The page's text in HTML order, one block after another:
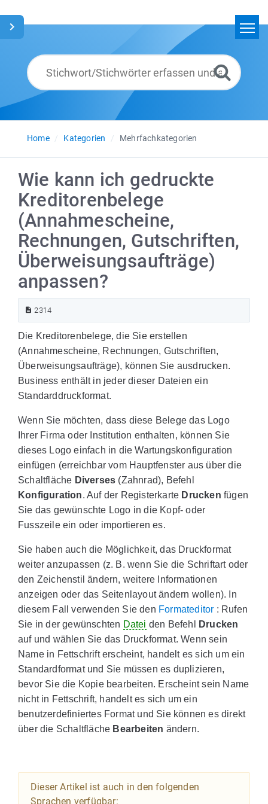
Glossar
Deutsch
Home
Kategorien Mehrfachkategorien
Wie kann ich gedruckte
Kreditorenbelege
(Annahmescheine,
Rechnungen, Gutschriften,
Überweisungsaufträge)
anpassen?
2314
Die Kreditorenbelege, die Sie erstellen
(Annahmescheine, Rechnungen, Gutschriften,
Überweisungsaufträge), können Sie ausdrucken.
Business enthält in jeder dieser Dateien ein
Standarddruckformat.
Wenn Sie möchten, dass diese Belege das Logo
Ihrer Firma oder Institution enthalten, können Sie
dieses Logo einfach in die Wartungskonfiguration
einfügen (erreichbar vom Hauptfenster aus über die
Schaltfläche Diverses (Zahnrad), Befehl
Konfiguration. Auf der Registerkarte Drucken fügen
Sie das gewünschte Logo in die Kopf- oder
Fusszeile ein oder importieren es.
Sie haben auch die Möglichkeit, das Druckformat
weiter anzupassen (z. B. wenn Sie die Schriftart oder
den Zeichenstil ändern, weitere Informationen
anzeigen oder das Seitenlayout ändern wollen). In
diesem Fall verwenden Sie den Formateditor : Rufen
Sie in der gewünschten Datei den Befehl
Drucken
auf und wählen Sie das Druckformat. Wenn sein
Name in Fettschrift erscheint, handelt es sich um ein
Standardformat und Sie müssen es duplizieren,
bevor Sie die Kopie bearbeiten. Erscheint sein Name
nicht in Fettschrift, handelt es sich um ein
benutzerdefiniertes Format und Sie können es direkt
über die Schaltfläche Bearbeiten ändern.
Dieser Artikel ist auch in den folgenden
Sprachen verfügbar: